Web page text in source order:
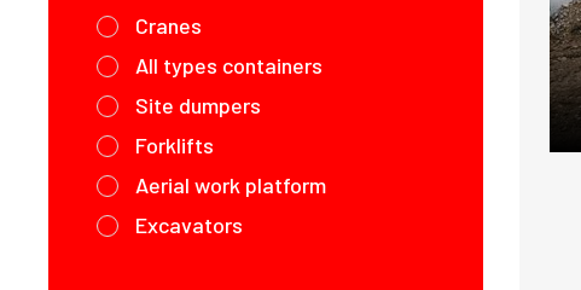
Cranes
All types containers
Site dumpers
Forklifts
Aerial work platform
Excavators